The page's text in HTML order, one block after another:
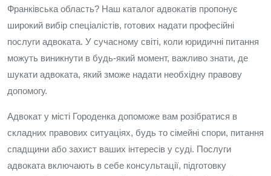
Франківська область? Наш каталог адвокатів пропонує
широкий вибір спеціалістів, готових надати професійні
послуги адвоката. У сучасному світі, коли юридичні питання
можуть виникнути в будь-який момент, важливо знати, де
шукати адвоката, який зможе надати необхідну правову
допомогу.
Адвокат у місті Городенка допоможе вам розібратися в
складних правових ситуаціях, будь то сімейні спори, питання
спадщини або захист ваших інтересів у суді. Послуги
адвоката включають в себе консультації, підготовку